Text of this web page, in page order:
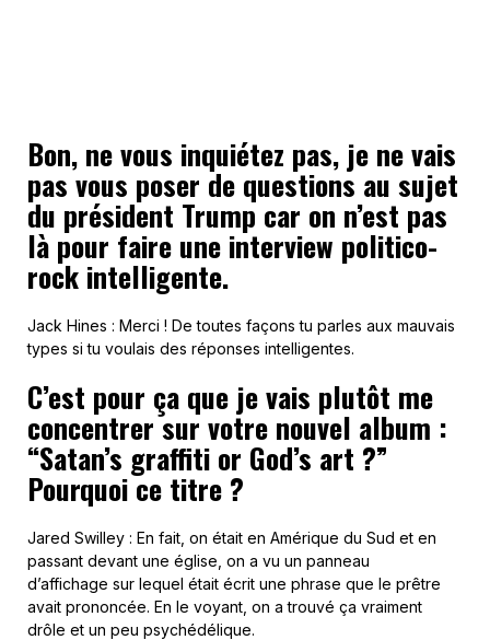
Bon, ne vous inquiétez pas, je ne vais
pas vous poser de questions au sujet
du président Trump car on n’est pas
là pour faire une interview politico-
rock intelligente.
Jack Hines : Merci ! De toutes façons tu parles aux mauvais
types si tu voulais des réponses intelligentes.
C’est pour ça que je vais plutôt me
concentrer sur votre nouvel album :
“Satan’s graffiti or God’s art ?”
Pourquoi ce titre ?
Jared Swilley : En fait, on était en Amérique du Sud et en
passant devant une église, on a vu un panneau
d’affichage sur lequel était écrit une phrase que le prêtre
avait prononcée. En le voyant, on a trouvé ça vraiment
drôle et un peu psychédélique.